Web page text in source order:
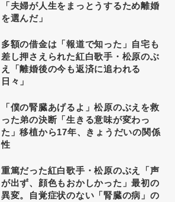
「夫婦が人生をまっとうするため離婚
を選んだ」
多額の借金は「報道で知った」自宅も
差し押さえられた紅白歌手・松原のぶ
え「離婚後の今も返済に追われる
日々」
「僕の腎臓あげるよ」松原のぶえを救
った弟の決断「生きる意味が変わっ
た」移植から17年、きょうだいの関係
性
重篤だった紅白歌手・松原のぶえ「声
が出ず、顔色もおかしかった」最初の
異変。自覚症状のない「腎臓の病」の